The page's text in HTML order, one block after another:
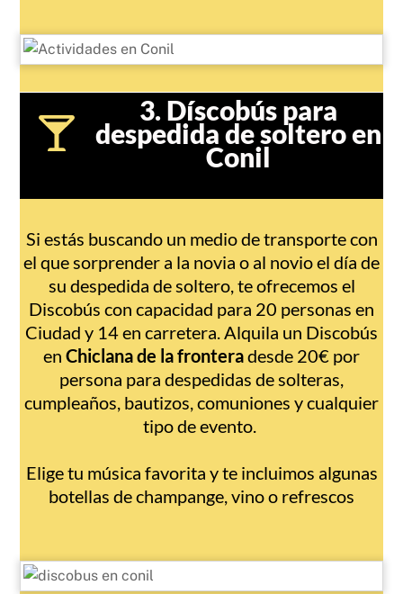
3. Díscobús para
despedida de soltero en
Conil
Si estás buscando un medio de transporte con
el que sorprender a la novia o al novio el día de
su despedida de soltero, te ofrecemos el
Discobús con capacidad para 20 personas en
Ciudad y 14 en carretera. Alquila un Discobús
en Chiclana de la fronteradesde 20€ por
persona para despedidas de solteras,
cumpleaños, bautizos, comuniones y cualquier
tipo de evento.
Elige tu música favorita y te incluimos algunas
botellas de champange, vino o refrescos